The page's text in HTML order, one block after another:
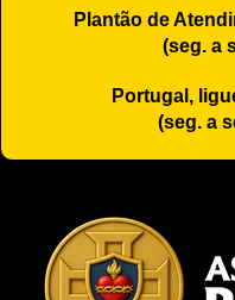
Plantão de
(seg. a
Portugal,
(seg. a